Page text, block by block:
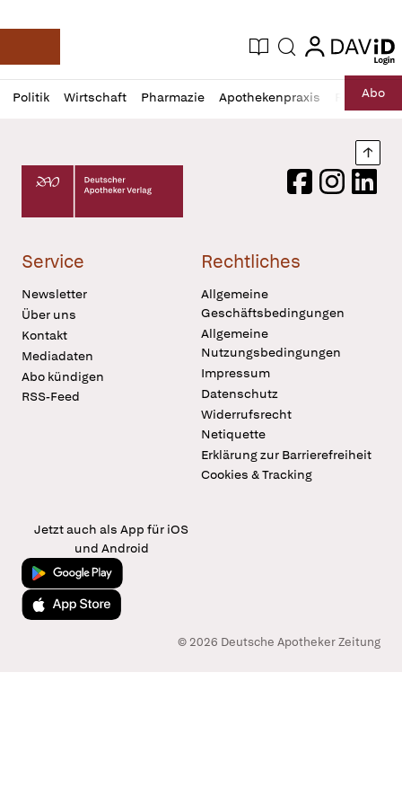
Deutsche Apotheker Zeitung
Aktuelle Ausgabe
Suche login
login
Politik Wirtschaft Pharmazie Apothekenpraxis RechtAbo
Profil
öffnen
Daz
Pur
Deutscher Apotheker Verlag Logo
FacebookInstagram
Service
Newsletter
Über uns
Kontakt
Mediadaten
Abo kündigen
RSS-Feed
Rechtliches
Allgemeine
Geschäftsbedingungen
Allgemeine
Nutzungsbedingungen
Impressum
Datenschutz
Widerrufsrecht
Netiquette
Erklärung zur Barrierefreiheit
Cookies & Tracking
Jetzt auch als App für iOS
und Android
Jetzt bei Google Play
Laden im App Store
© 2026 Deutsche Apotheker Zeitung